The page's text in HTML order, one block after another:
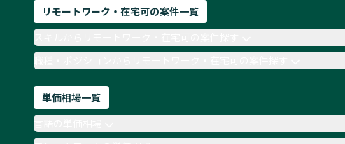
リモートワーク・在宅可の案件一覧
職種・ポジションからリモートワーク・在宅可の案件探す
単価相場一覧